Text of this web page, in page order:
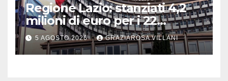
Regione Lazio: stanziati 4,2
milioni di euro per i 22
Comuni dell’Etruria
Meridionale
5 AGOSTO 2026 GRAZIAROSA VILLANI